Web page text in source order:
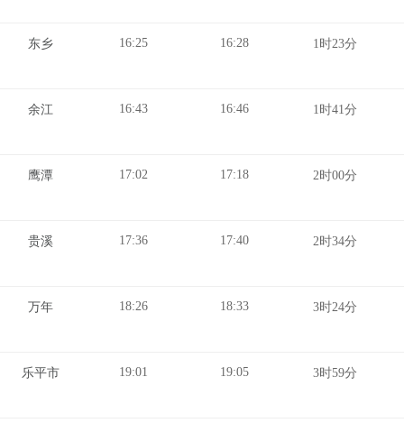
东乡 16:25 16:28 1时23分
余江 16:43 16:46 1时41分
鹰潭 17:02 17:18 2时00分
贵溪 17:36 17:40 2时34分
万年 18:26 18:33 3时24分
乐平市 19:01 19:05 3时59分